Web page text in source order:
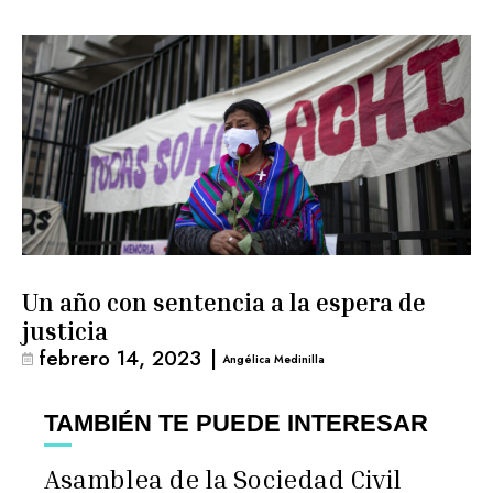
Un año con sentencia a la espera de
justicia
febrero 14, 2023 | Angélica Medinilla
TAMBIÉN TE PUEDE INTERESAR
Asamblea de la Sociedad Civil